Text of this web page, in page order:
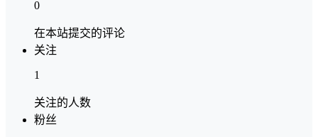
0
在本站提交的评论
关注
1
关注的人数
粉丝